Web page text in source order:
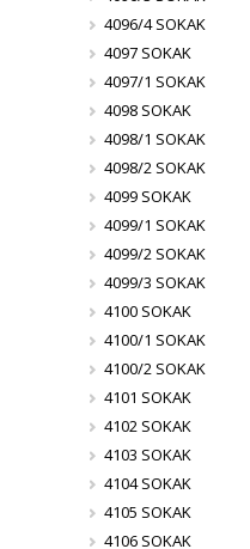
4096/4 SOKAK
4097 SOKAK
4097/1 SOKAK
4098 SOKAK
4098/1 SOKAK
4098/2 SOKAK
4099 SOKAK
4099/1 SOKAK
4099/2 SOKAK
4099/3 SOKAK
4100 SOKAK
4100/1 SOKAK
4100/2 SOKAK
4101 SOKAK
4102 SOKAK
4103 SOKAK
4104 SOKAK
4105 SOKAK
4106 SOKAK